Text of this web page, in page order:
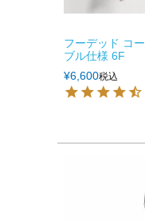
フーデッド コ
ブル仕様 6F
¥6,600税込